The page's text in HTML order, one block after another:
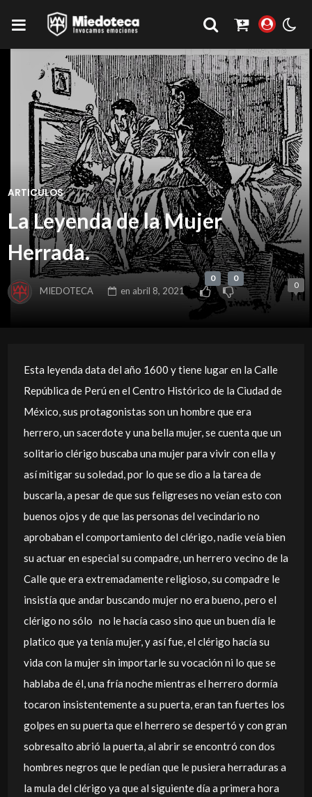
ARTICULOS
La Leyenda de la Mujer
Herrada.
MIEDOTECA en abril 8, 2021
0 0
0
Esta leyenda data del año 1600 y tiene lugar en la Calle
República de Perú en el Centro Histórico de la Ciudad de
México, sus protagonistas son un hombre que era
herrero, un sacerdote y una bella mujer, se cuenta que un
solitario clérigo buscaba una mujer para vivir con ella y
así mitigar su soledad, por lo que se dio a la tarea de
buscarla, a pesar de que sus feligreses no veían esto con
buenos ojos y de que las personas del vecindario no
aprobaban el comportamiento del clérigo, nadie veía bien
su actuar en especial su compadre, un herrero vecino de la
Calle que era extremadamente religioso, su compadre le
insistía que andar buscando mujer no era bueno, pero el
clérigo no sólo no le hacía caso sino que un buen día le
platico que ya tenía mujer, y así fue, el clérigo hacía su
vida con la mujer sin importarle su vocación ni lo que se
hablaba de él, una fría noche mientras el herrero dormía
tocaron insistentemente a su puerta, eran tan fuertes los
golpes en su puerta que el herrero se despertó y con gran
sobresalto abrió la puerta, al abrir se encontró con dos
hombres negros que le pedían que le pusiera herraduras a
la mula del clérigo ya que al siguiente día a primera hora